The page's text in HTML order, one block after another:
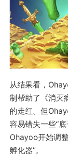
从结果看，
制帮助了《消灭
的走红。但
容易错失一些“
Ohayoo开始调
孵化器”。